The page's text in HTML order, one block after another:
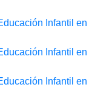
Infantil en
Infantil en
Infantil en